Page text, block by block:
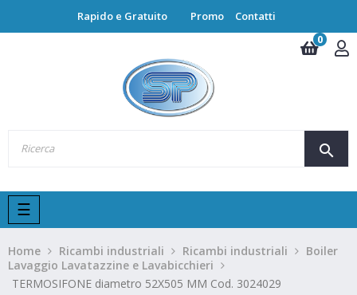
Rapido e Gratuito Promo Contatti
search
0
navigazione
Toggle
☰
Home Ricambi industriali Ricambi industriali
Boiler
Lavaggio Lavatazzine e Lavabicchieri
TERMOSIFONE diametro 52X505 MM Cod. 3024029